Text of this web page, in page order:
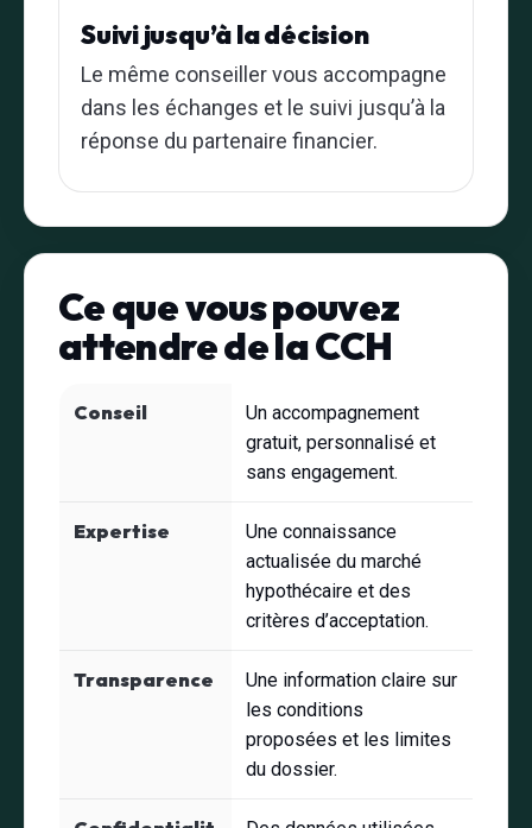
Suivi jusqu’à la décision
Le même conseiller vous accompagne
dans les échanges et le suivi jusqu’à la
réponse du partenaire financier.
Ce que vous pouvez
attendre de la CCH
Conseil
Un accompagnement
gratuit, personnalisé et
sans engagement.
Expertise
Une connaissance
actualisée du marché
hypothécaire et des
critères d’acceptation.
Transparence
Une information claire sur
les conditions
proposées et les limites
du dossier.